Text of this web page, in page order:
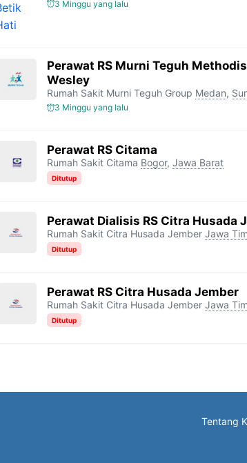
3 Minggu yang lalu
Perawat RS Murni Teguh
Wesley
Rumah Sakit Murni Teguh Group Medan,
3 Minggu yang lalu
Perawat RS Citama
Rumah Sakit Citama Bogor, Jawa Barat
Ditutup
Perawat Dialisis RS Citra Husada
Rumah Sakit Citra Husada Jember Jawa
Ditutup
Perawat RS Citra Husada Jember
Rumah Sakit Citra Husada Jember Jawa
Ditutup
Tentang